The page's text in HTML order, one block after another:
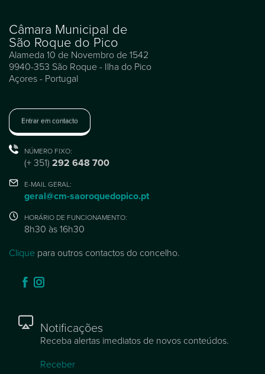
Câmara Municipal de
São Roque do Pico
Alameda 10 de Novembro de 1542
9940-353 São Roque - Ilha do Pico
Açores - Portugal
Entrar em contacto
NÚMERO FIXO:
(+ 351) 292 648 700
E-MAIL GERAL:
geral@cm-saoroquedopico.pt
HORÁRIO DE FUNCIONAMENTO:
8h30 às 16h30
Clique para outros contactos do concelho.
Notificações
Receba alertas imediatos de novos conteúdos.
Receber